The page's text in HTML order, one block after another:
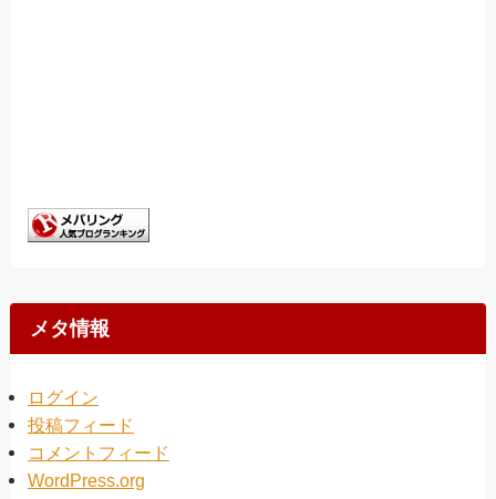
メタ情報
ログイン
投稿フィード
コメントフィード
WordPress.org